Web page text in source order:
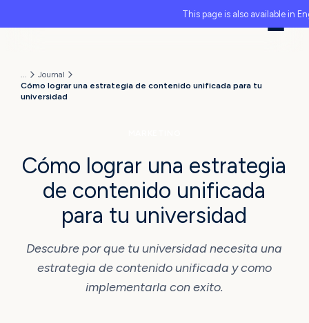
This page is also available in
...
Journal
Cómo lograr una estrategia de contenido unificada para tu
universidad
Cómo lograr una estrategia
de contenido unificada
para tu universidad
Descubre por que tu universidad necesita una
estrategia de contenido unificada y como
implementarla con exito.